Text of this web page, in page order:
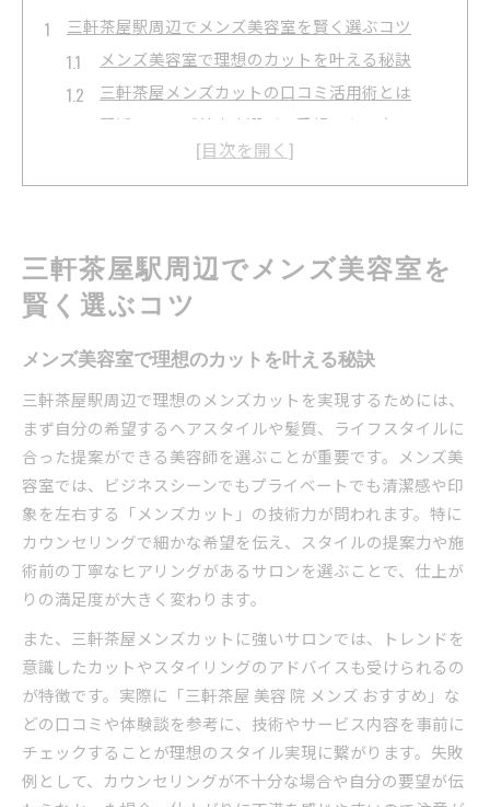
三軒茶屋駅周辺でメンズ美容室を賢く選ぶコツ
メンズ美容室で理想のカットを叶える秘訣
三軒茶屋メンズカットの口コミ活用術とは
駅近のメンズ美容室選びで重視したい点
通いやすい三軒茶屋メンズサロンの特徴
メンズ美容室の得意スタイルを見極める方法
メンズ美容室で失敗しないサロン探しのコツ
三軒茶屋メンズカットの人気スタイル徹底分析
自分に合う美容師を見つける質問ポイント
三軒茶屋美容院でパーマやカラーも安心提案
ビジネスと私生活に映えるメンズ美容室の魅力
清潔感重視の三軒茶屋メンズ美容室活用法
仕事も休日も映えるメンズカットの選び方
メンズ美容室のカウンセリング活用の極意
三軒茶屋で再現性の高い髪型を作るコツ
大人男性に合うメンズ美容室のサービスとは
メンズ美容室でコスパの良い選び方の極意
三軒茶屋メンズカットの料金相場と傾向
安いサロンでも満足できる理由とは
お得なクーポンを活用する予約のタイミング
長く通える三軒茶屋メンズ美容室の条件
三軒茶屋駅周辺でメンズ美容室を
賢く選ぶコツ
メンズ美容室で理想のカットを叶える秘訣
三軒茶屋駅周辺で理想のメンズカットを実現するためには、
まず自分の希望するヘアスタイルや髪質、ライフスタイルに
合った提案ができる美容師を選ぶことが重要です。メンズ美
容室では、ビジネスシーンでもプライベートでも清潔感や印
象を左右する「メンズカット」の技術力が問われます。特に
カウンセリングで細かな希望を伝え、スタイルの提案力や施
術前の丁寧なヒアリングがあるサロンを選ぶことで、仕上が
りの満足度が大きく変わります。
また、三軒茶屋メンズカットに強いサロンでは、トレンドを
意識したカットやスタイリングのアドバイスも受けられるの
が特徴です。実際に「三軒茶屋 美容 院 メンズ おすすめ」な
どの口コミや体験談を参考に、技術やサービス内容を事前に
チェックすることが理想のスタイル実現に繋がります。失敗
例として、カウンセリングが不十分な場合や自分の要望が伝